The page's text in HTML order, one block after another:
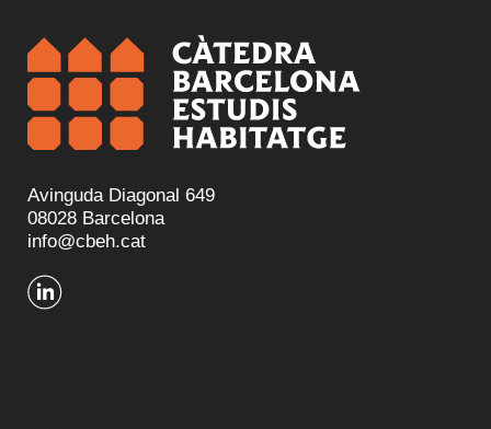
Avinguda Diagonal 649
08028 Barcelona
info@cbeh.cat